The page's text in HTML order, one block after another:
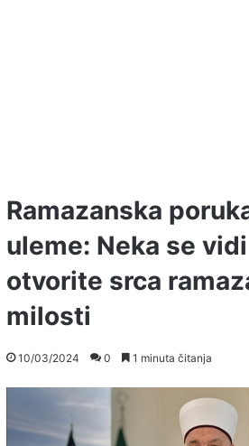
Ramazanska
uleme: Neka se
otvorite srca
milosti
10/03/2024 0 1 minuta čitanja